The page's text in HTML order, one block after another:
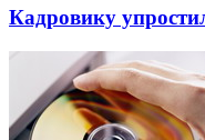
Кадровику